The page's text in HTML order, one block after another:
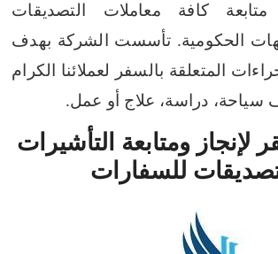
متابعة كافة معاملات التصديقات
الحكومية. تأسست الشركة بهدف
المتعلقة بالسفر لعملائنا الكرام
سياحة، دراسة، علاج أو عمل.
لإنجاز ومتابعة التأشيرات
للسفارات